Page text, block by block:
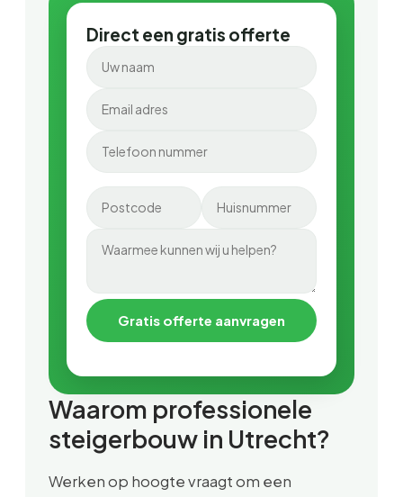
Direct een gratis offerte
Gratis offerte aanvragen
Waarom professionele
steigerbouw in Utrecht?
Werken op hoogte vraagt om een